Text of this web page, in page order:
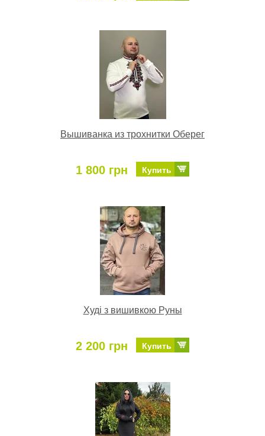
Вышиванка из трохнитки Оберег
1 800 грн Купить
Худі з вишивкою Руны
2 200 грн Купить